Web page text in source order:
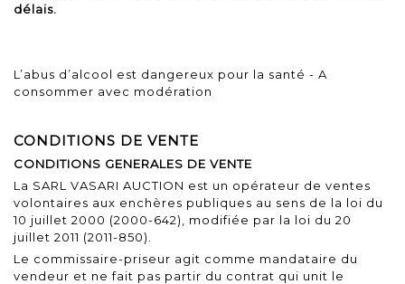
délais.
L’abus d’alcool est dangereux pour la santé - A
consommer avec modération
CONDITIONS DE VENTE
CONDITIONS GENERALES DE VENTE
La SARL VASARI AUCTION est un opérateur de ventes
volontaires aux enchères publiques au sens de la loi du
10 juillet 2000 (2000-642), modifiée par la loi du 20
juillet 2011 (2011-850).
Le commissaire-priseur agit comme mandataire du
vendeur et ne fait pas partir du contrat qui unit le